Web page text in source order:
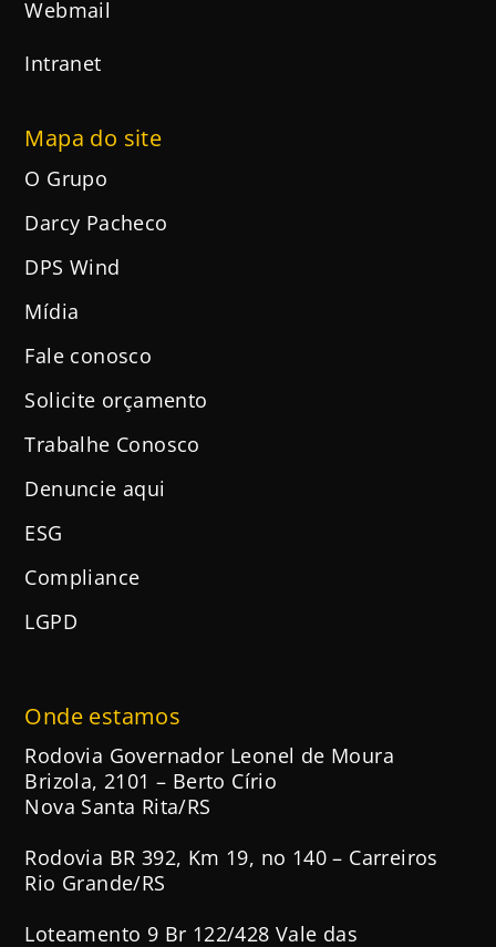
Webmail
Intranet
Mapa do site
O Grupo
Darcy Pacheco
DPS Wind
Mídia
Fale conosco
Solicite orçamento
Trabalhe Conosco
Denuncie aqui
ESG
Compliance
LGPD
Onde estamos
Rodovia Governador Leonel de Moura
Brizola, 2101 – Berto Círio
Nova Santa Rita/RS
Rodovia BR 392, Km 19, no 140 – Carreiros
Rio Grande/RS
Loteamento 9 Br 122/428 Vale das